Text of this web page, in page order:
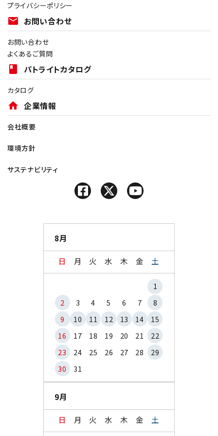
プライバシーポリシー
mail お問い合わせ
お問い合わせ
よくあるご質問
book パトライトカタログ
カタログ
home 企業情報
会社概要
環境方針
サステナビリティ
8月
日 月 火 水 木 金 土
1
2
3 4 5 6 7
8
9
10 11 12 13 14
15
16
17 18 19 20 21
22
23
24 25 26 27 28
29
30
31
9月
日 月 火 水 木 金 土